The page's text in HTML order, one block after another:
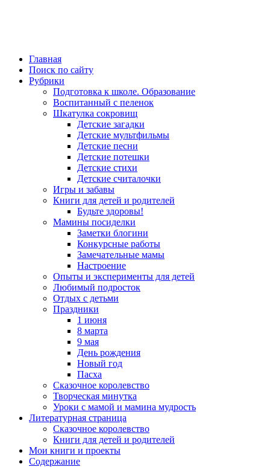
Главная
Поиск по сайту
Рубрики
Подготовка к школе. Образование
Воспитанный с пеленок
Шкатулка сокровищ
Детские загадки
Детские мультфильмы
Детские песни
Детские потешки
Детские стихи
Детские считалочки
Игры и забавы
Книги для детей и родителей
Будьте здоровы!
Мамины посиделки
Заметки блогини
Конкурсные работы
Замечательные мамы
Настроение
Опыты и эксперименты для детей
Любимый подросток
Отдых с детьми
Праздники
1 июня
8 марта
9 мая
День рождения
Новый год
Пасха
Сказочное королевство
Творческая минутка
Уроки с мамой и мамина мудрость
Литературная страница
Сказочное королевство
Книги для детей и родителей
Мои книги и проекты
Содержание